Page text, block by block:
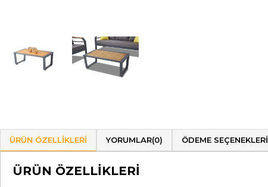
ÜRÜN ÖZELLIKLERI YORUMLAR(0) ÖDEME SEÇENEKLERI
ÜRÜN ÖZELLİKLERİ